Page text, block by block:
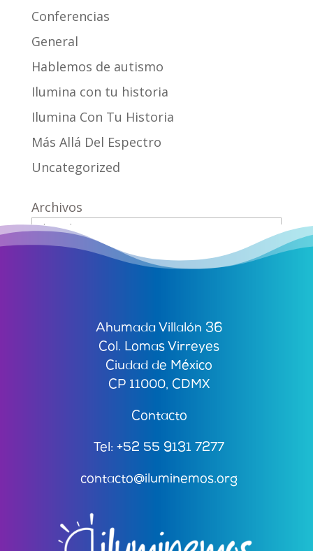
Conferencias
General
Hablemos de autismo
Ilumina con tu historia
Ilumina Con Tu Historia
Más Allá Del Espectro
Uncategorized
Archivos
Ahumada Villalón 36
Col. Lomas Virreyes
Ciudad de México
CP 11000, CDMX
Contacto
Tel: +52 55 9131 7277
contacto@iluminemos.org